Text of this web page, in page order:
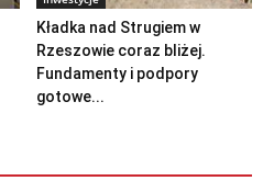
Kładka nad Strugiem w
Rzeszowie coraz bliżej.
Fundamenty i podpory
gotowe...